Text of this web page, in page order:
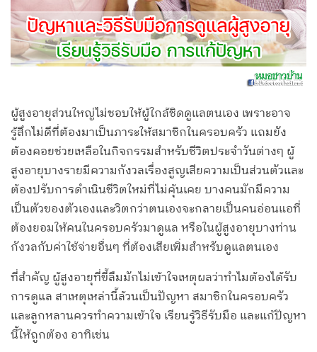
ผู้สูงอายุส่วนใหญ่ไม่ชอบให้ผู้ใกล้ชิดดูแลตนเอง เพราะอาจ
รู้สึกไม่ดีที่ต้องมาเป็นภาระให้สมาชิกในครอบครัว แถมยัง
ต้องคอยช่วยเหลือในกิจกรรมสำหรับชีวิตประจำวันต่างๆ ผู้
สูงอายุบางรายมีความกังวลเรื่องสูญเสียความเป็นส่วนตัวและ
ต้องปรับการดำเนินชีวิตใหม่ที่ไม่คุ้นเคย บางคนมักมีความ
เป็นตัวของตัวเองและวิตกว่าตนเองจะกลายเป็นคนอ่อนแอที่
ต้องยอมให้คนในครอบครัวมาดูแล หรือในผู้สูงอายุบางท่าน
กังวลกับค่าใช้จ่ายอื่นๆ ที่ต้องเสียเพิ่มสำหรับดูแลตนเอง
ที่สำคัญ ผู้สูงอายุที่ขี้ลืมมักไม่เข้าใจเหตุผลว่าทำไมต้องได้รับ
การดูแล สาเหตุเหล่านี้ล้วนเป็นปัญหา สมาชิกในครอบครัว
และลูกหลานควรทำความเข้าใจ เรียนรู้วิธีรับมือ และแก้ปัญหา
นี้ให้ถูกต้อง อาทิเช่น